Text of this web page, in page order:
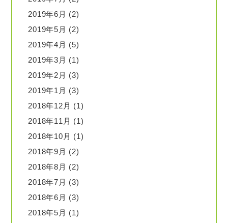
2019年6月 (2)
2019年5月 (2)
2019年4月 (5)
2019年3月 (1)
2019年2月 (3)
2019年1月 (3)
2018年12月 (1)
2018年11月 (1)
2018年10月 (1)
2018年9月 (2)
2018年8月 (2)
2018年7月 (3)
2018年6月 (3)
2018年5月 (1)